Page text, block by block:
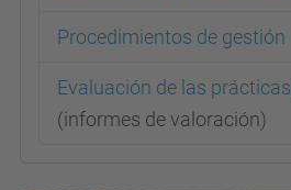
Procedimientos de gestión
Evaluación de las prácticas
(informes de valoración)